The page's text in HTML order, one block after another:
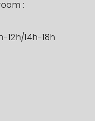
:
12h/14h-18h